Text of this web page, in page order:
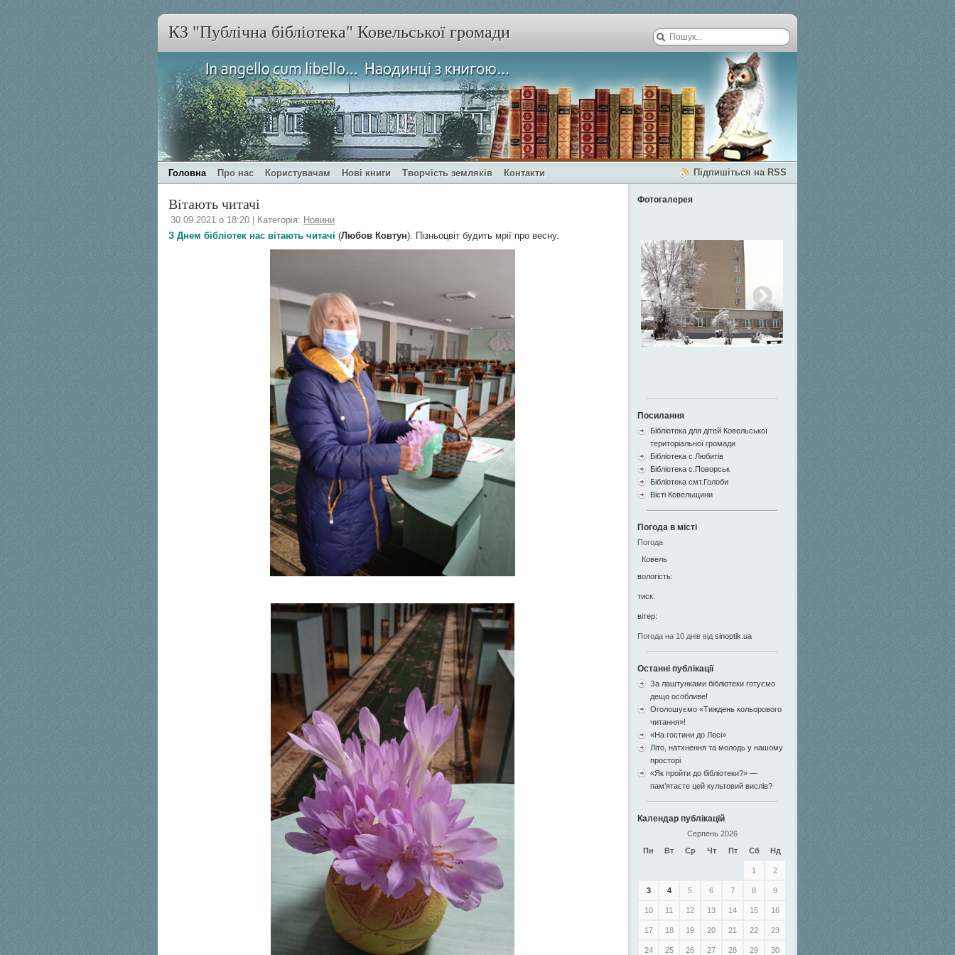
КЗ "Публічна бібліотека" Ковельської громади
Головна Про нас Користувачам Нові книги Творчість земляків Контакти Підпишіться на RSS
Вітають читачі
30.09.2021 о 18:20 | Категорія: Новини
З Днем бібліотек нас вітають читачі (Любов Ковтун). Пізньоцвіт будить мрії про весну.
Фотогалерея
Посилання
Бібліотека для дітей Ковельської
територіальної громади
Бібліотека с.Любитів
Бібліотека с.Поворськ
Бібліотека смт.Голоби
Вісті Ковельщини
Погода в місті
Погода
Ковель
вологість:
тиск:
вітер:
Погода на 10 днів від sinoptik.ua
Останні публікації
За лаштунками бібліотеки готуємо
дещо особливе!
Оголошуємо «Тиждень кольорового
читання»!
«На гостини до Лесі»
Літо, натхнення та молодь у нашому
просторі
«Як пройти до бібліотеки?» —
пам’ятаєте цей культовий вислів?
Календар публікацій
Серпень 2026
Пн
Вт Ср Чт Пт Сб Нд
1 2
3 4 5 6 7 8 9
10 11 12 13 14 15 16
17 18 19 20 21 22 23
24 25 26 27 28 29 30